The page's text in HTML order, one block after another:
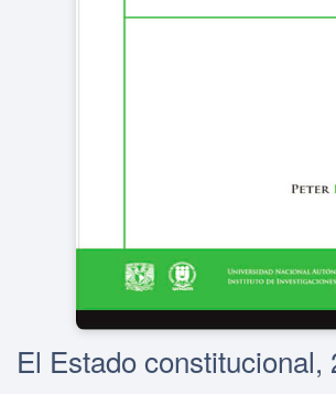
El Estado constitucional,